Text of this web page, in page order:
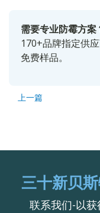
需要专业防霉方案
170+品牌指定供应
免费样品。
上一篇
三十新贝
联系我们-以获